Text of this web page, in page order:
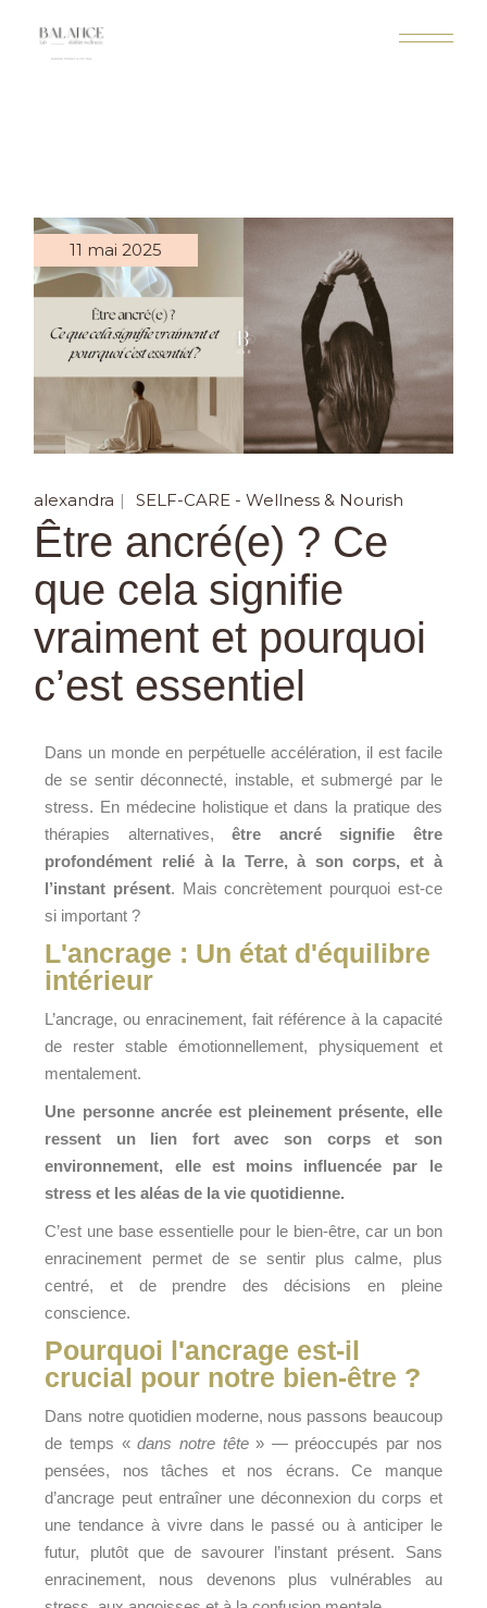
11 mai 2025
alexandra SELF-CARE - Wellness & Nourish
Être ancré(e) ? Ce
que cela signifie
vraiment et pourquoi
c’est essentiel
Dans un monde en perpétuelle accélération, il est facile
de se sentir déconnecté, instable, et submergé par le
stress. En médecine holistique et dans la pratique des
thérapies alternatives,être ancré signifie être
profondément relié à la Terre, à son corps, et à
l’instant présent. Mais concrètement pourquoi est-ce
si important ?
L'ancrage : Un état d'équilibre
intérieur
L’ancrage, ou enracinement, fait référence à la capacité
de rester stable émotionnellement, physiquement et
mentalement.
Une personne ancrée est pleinement présente, elle
ressent un lien fort avec son corps et son
environnement, elle est moins influencée par le
stress et les aléas de la vie quotidienne.
C’est une base essentielle pour le bien-être, car un bon
enracinement permet de se sentir plus calme, plus
centré, et de prendre des décisions en pleine
conscience.
Pourquoi l'ancrage est-il
crucial pour notre bien-être ?
Dans notre quotidien moderne, nous passons beaucoup
de temps «dans notre tête» — préoccupés par nos
pensées, nos tâches et nos écrans. Ce manque
d’ancrage peut entraîner une déconnexion du corps et
une tendance à vivre dans le passé ou à anticiper le
futur, plutôt que de savourer l’instant présent. Sans
enracinement, nous devenons plus vulnérables au